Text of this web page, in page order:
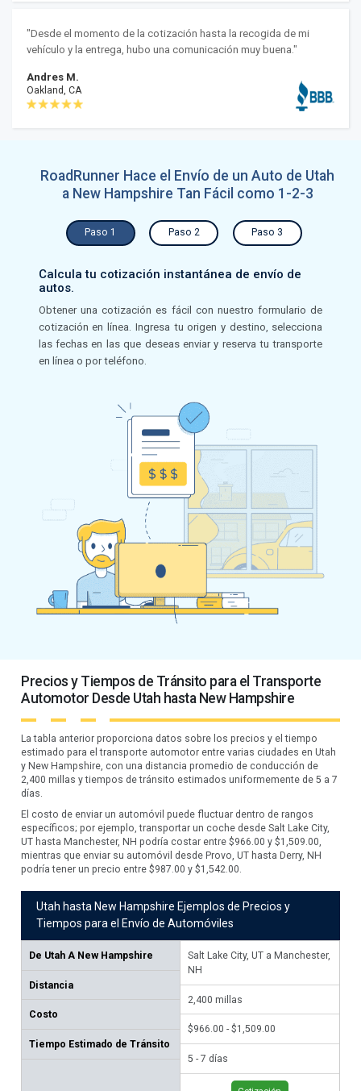
"Desde el momento de la cotización hasta la recogida de mi
vehículo y la entrega, hubo una comunicación muy buena."
Andres M.
Oakland, CA
RoadRunner Hace el Envío de un Auto de Utah
a New Hampshire Tan Fácil como 1-2-3
Paso 1 Paso 2 Paso 3
Calcula tu cotización instantánea de envío de
autos.
Obtener una cotización es fácil con nuestro formulario de
cotización en línea. Ingresa tu origen y destino, selecciona
las fechas en las que deseas enviar y reserva tu transporte
en línea o por teléfono.
Precios y Tiempos de Tránsito para el Transporte
Automotor Desde Utah hasta New Hampshire
La tabla anterior proporciona datos sobre los precios y el tiempo
estimado para el transporte automotor entre varias ciudades en Utah
y New Hampshire, con una distancia promedio de conducción de
2,400 millas y tiempos de tránsito estimados uniformemente de 5 a 7
días.
El costo de enviar un automóvil puede fluctuar dentro de rangos
específicos; por ejemplo, transportar un coche desde Salt Lake City,
UT hasta Manchester, NH podría costar entre $966.00 y $1,509.00,
mientras que enviar su automóvil desde Provo, UT hasta Derry, NH
podría tener un precio entre $987.00 y $1,542.00.
Utah hasta New Hampshire Ejemplos de Precios y
Tiempos para el Envío de Automóviles
De Utah A New Hampshire
Distancia
Costo
Tiempo Estimado de Tránsito
Salt Lake City, UT a Manchester,
NH
2,400 millas
$966.00 - $1,509.00
5 - 7 días